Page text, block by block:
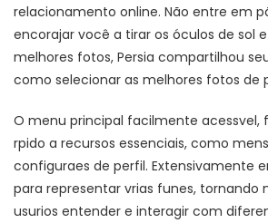
relacionamento online. Não entre em
encorajar você a tirar os óculos de sol
melhores fotos, Persia compartilhou
como selecionar as melhores fotos de
O menu principal facilmente acessvel,
rpido a recursos essenciais, como
configuraes de perfil. Extensivamente
para representar vrias funes, tornando
usurios entender e interagir com